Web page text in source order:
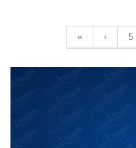
5
‹
«